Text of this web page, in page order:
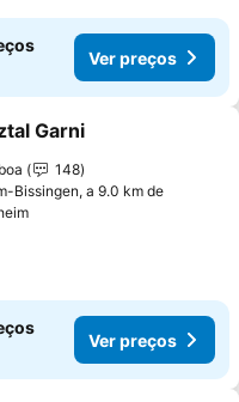
Ver preços
aos favoritos
Garni
148
Bissingen, a 9.0 km de
Ver preços